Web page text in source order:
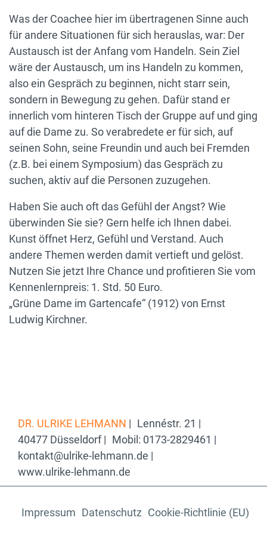
Was der Coachee hier im übertragenen Sinne auch
für andere Situationen für sich herauslas, war: Der
Austausch ist der Anfang vom Handeln. Sein Ziel
wäre der Austausch, um ins Handeln zu kommen,
also ein Gespräch zu beginnen, nicht starr sein,
sondern in Bewegung zu gehen. Dafür stand er
innerlich vom hinteren Tisch der Gruppe auf und ging
auf die Dame zu. So verabredete er für sich, auf
seinen Sohn, seine Freundin und auch bei Fremden
(z.B. bei einem Symposium) das Gespräch zu
suchen, aktiv auf die Personen zuzugehen.
Haben Sie auch oft das Gefühl der Angst? Wie
überwinden Sie sie? Gern helfe ich Ihnen dabei.
Kunst öffnet Herz, Gefühl und Verstand. Auch
andere Themen werden damit vertieft und gelöst.
Nutzen Sie jetzt Ihre Chance und profitieren Sie vom
Kennenlernpreis: 1. Std. 50 Euro.
„Grüne Dame im Gartencafe“ (1912) von Ernst
Ludwig Kirchner.
DR. ULRIKE LEHMANN | Lennéstr. 21 |
40477 Düsseldorf | Mobil: 0173-2829461 |
kontakt@ulrike-lehmann.de |
www.ulrike-lehmann.de
Impressum Datenschutz Cookie-Richtlinie (EU)